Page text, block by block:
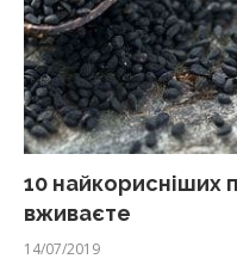
10 найкорисніших
вживаєте
14/07/2019